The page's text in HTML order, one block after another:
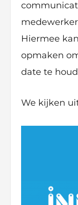
Hiermee kan
opmaken
date te
We kijken